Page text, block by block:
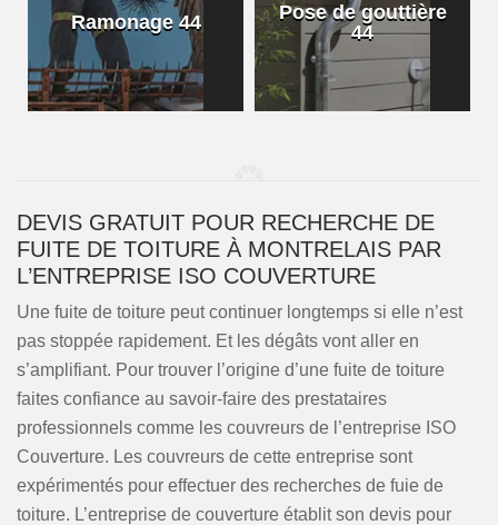
Ramonage 44
Pose de gouttière
44
DEVIS GRATUIT POUR RECHERCHE DE
FUITE DE TOITURE À MONTRELAIS PAR
L’ENTREPRISE ISO COUVERTURE
Une fuite de toiture peut continuer longtemps si elle n’est
pas stoppée rapidement. Et les dégâts vont aller en
s’amplifiant. Pour trouver l’origine d’une fuite de toiture
faites confiance au savoir-faire des prestataires
professionnels comme les couvreurs de l’entreprise ISO
Couverture. Les couvreurs de cette entreprise sont
expérimentés pour effectuer des recherches de fuie de
toiture. L’entreprise de couverture établit son devis pour